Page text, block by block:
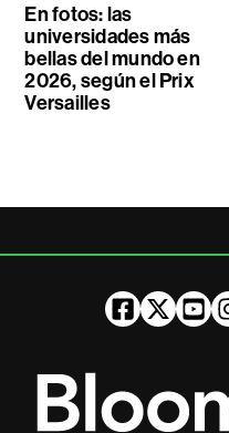
En fotos: las
universidades más
bellas del mundo en
2026, según el Prix
Versailles